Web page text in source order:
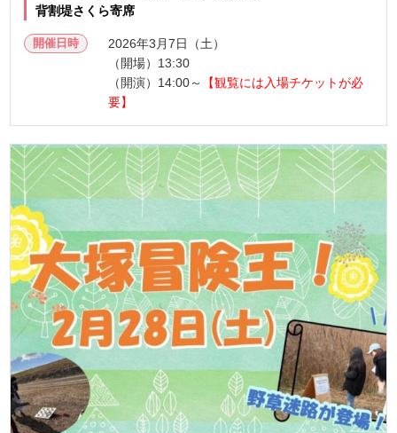
背割堤さくら寄席
開催日時
2026年3月7日（土）
（開場）13:30
（開演）14:00～
【観覧には入場チケットが必
要】